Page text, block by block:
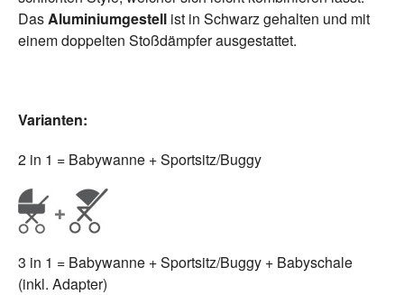
DasAluminiumgestell ist in Schwarz gehalten und mit
einem doppelten Stoßdämpfer ausgestattet.
Varianten:
2 in 1 = Babywanne + Sportsitz/Buggy
3 in 1 = Babywanne + Sportsitz/Buggy + Babyschale
(inkl. Adapter)